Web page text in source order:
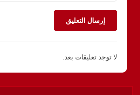
إرسال التعليق
لا توجد تعليقات بعد.